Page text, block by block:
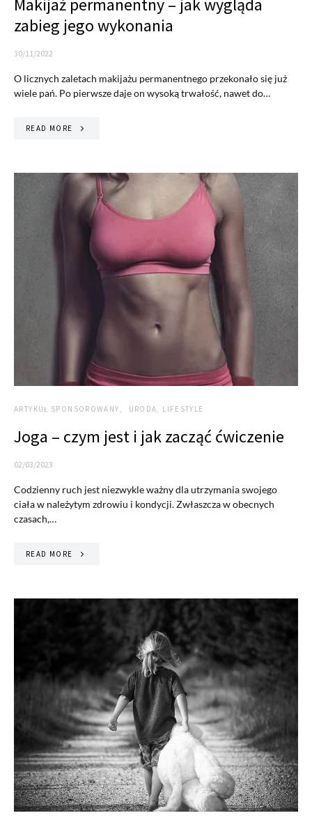
zabieg jego wykonania
30/11/2022
O licznych zaletach makijażu permanentnego przekonało się już
wiele pań. Po pierwsze daje on wysoką trwałość, nawet do…
READ MORE
ARTYKUŁ SPONSOROWANY URODA, LIFESTYLE
Joga – czym jest i jak zacząć ćwiczenie
02/03/2023
Codzienny ruch jest niezwykle ważny dla utrzymania swojego
ciała w należytym zdrowiu i kondycji. Zwłaszcza w obecnych
czasach,…
READ MORE